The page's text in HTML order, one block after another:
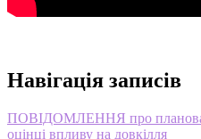
Навігація записів
ПОВІДОМЛЕННЯ про плановану
оцінці впливу на довкілля